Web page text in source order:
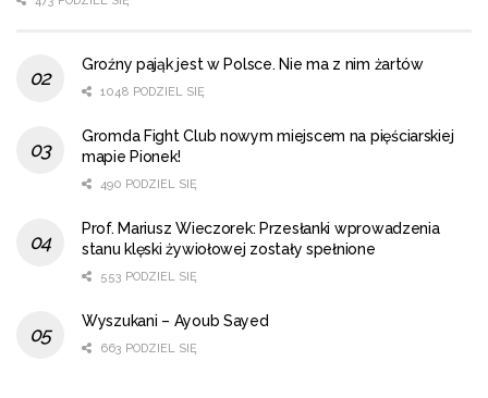
Groźny pająk jest w Polsce. Nie ma z nim żartów
1048 PODZIEL SIĘ
Gromda Fight Club nowym miejscem na pięściarskiej
mapie Pionek!
490 PODZIEL SIĘ
Prof. Mariusz Wieczorek: Przesłanki wprowadzenia
stanu klęski żywiołowej zostały spełnione
553 PODZIEL SIĘ
Wyszukani – Ayoub Sayed
663 PODZIEL SIĘ